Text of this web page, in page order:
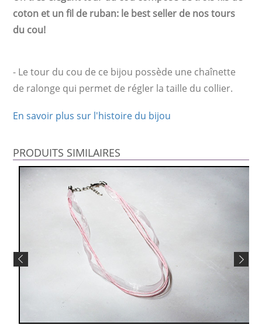
coton et un fil de ruban: le best seller de nos tours
du cou!
- Le tour du cou de ce bijou possède une chaînette
de ralonge qui permet de régler la taille du collier.
En savoir plus sur l'histoire du bijou
PRODUITS SIMILAIRES